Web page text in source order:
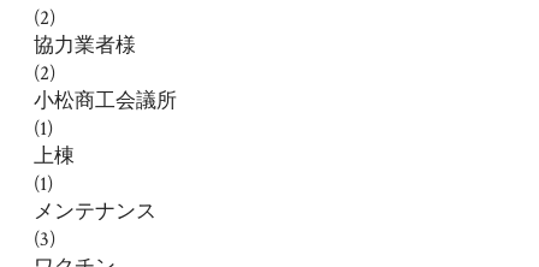
(2)
協力業者様
(2)
小松商工会議所
(1)
上棟
(1)
メンテナンス
(3)